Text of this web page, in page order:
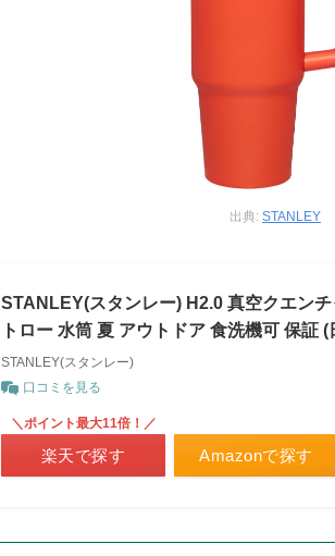
出典: STANLEY
STANLEY(スタンレー) H2.0 真空クエン
トロー 水筒 夏 アウトドア 食洗機可 保証
STANLEY(スタンレー)
口コミを見る
Amazonで探す
＼ポイント最大11倍！／
楽天で探す